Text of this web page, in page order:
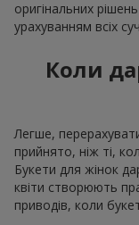
оригінальних
урахуванням всіх
Коли
Легше,
прийнято, ніж ті,
Букети для жінок
квіти створюють
приводів, коли